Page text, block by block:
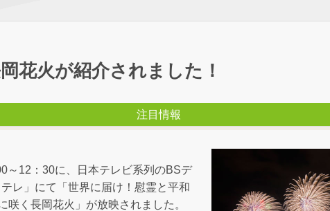
花火が紹介されました！
注目情報
～12：30に、日本テレビ系列のBSデ
レ」にて「世界に届け！慰霊と平和
く長岡花火」が放映されました。